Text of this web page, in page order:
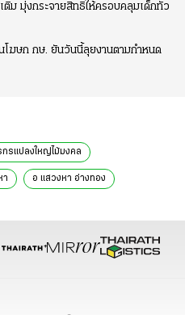
ติม มุ่งกระจายสิทธิให้ครอบคลุมเด็กทั่ว
โฆษก กษ. ยันวันนี้ลุยงานตามกำหนด
รแปลงใหญ่ไม้มงคล
า อ แสวงหา อ่างทอง